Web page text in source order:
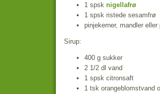
1 spsk nigellafrø
1 spsk ristede sesamfrø
pinjekerner, mandler
Sirup:
400 g sukker
2 1/2 dl vand
1 spsk citronsaft
1 tsk orangeblomstvand